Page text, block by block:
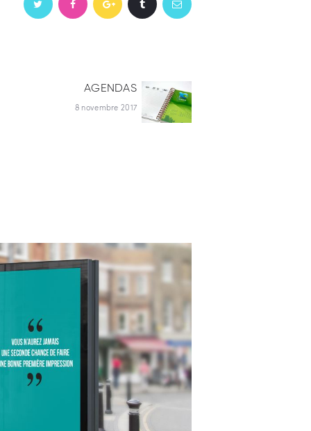
Next
AGENDAS
8 novembre 2017